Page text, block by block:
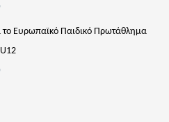
το Ευρωπαϊκό Παιδικό Πρωτάθλημα